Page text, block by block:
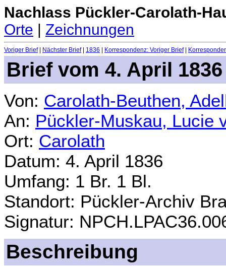
Nachlass Pückler-Carolath-
Orte | Zeichnungen
Voriger Brief| Nächster Brief| 1836 Korrespondenz: Voriger Brief|
Brief vom 4. April 1836
Von: Carolath-Beuthen,
An: Pückler-Muskau, Lucie
Ort: Carolath
Datum: 4. April 1836
Umfang: 1 Br. 1 Bl.
Standort: Pückler-Archiv
Signatur:
Beschreibung